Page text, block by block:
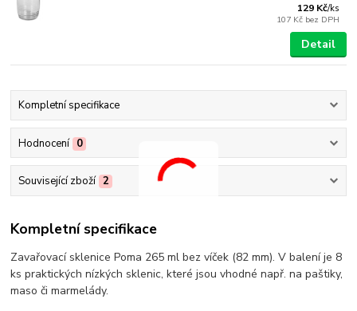
129 Kč/ks
107 Kč bez DPH
Detail
Kompletní specifikace
Hodnocení 0
Související zboží 2
Kompletní specifikace
Zavařovací sklenice Poma 265 ml bez víček (82 mm). V balení je 8
ks praktických nízkých sklenic, které jsou vhodné např. na paštiky,
maso či marmelády.